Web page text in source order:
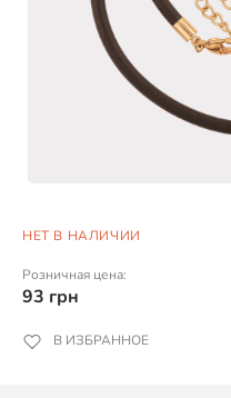
НЕТ В НАЛИЧИИ
Розничная цена:
93 грн
В ИЗБРАННОЕ